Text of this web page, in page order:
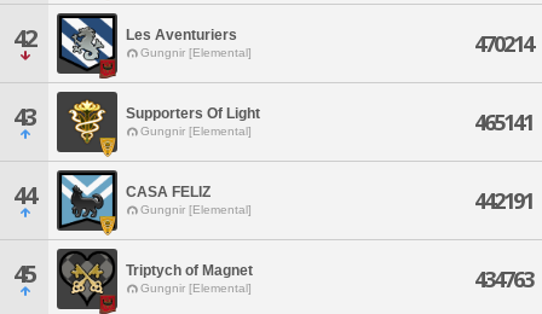
42 Les Aventuriers
Gungnir [Elemental] 470214
43 Supporters Of Light
Gungnir [Elemental] 465141
44 CASA FELIZ
Gungnir [Elemental] 442191
45 Triptych of Magnet
Gungnir [Elemental] 434763